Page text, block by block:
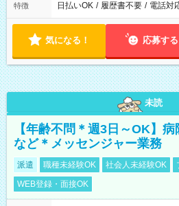
特徴 日払いOK / 履歴書不要 / 電話対
気になる！ 応募する
未読
【年齢不問＊週3日～OK】
など＊メッセンジャー業務
派遣 職種未経験OK 社会人未経験OK
WEB登録・面接OK